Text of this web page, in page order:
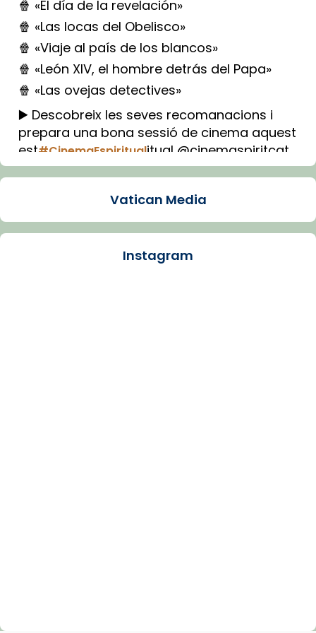
🍿 «El día de la revelación»
🍿 «Las locas del Obelisco»
🍿 «Viaje al país de los blancos»
🍿 «León XIV, el hombre detrás del Papa»
🍿 «Las ovejas detectives»
▶️ Descobreix les seves recomanacions i
prepara una bona sessió de cinema aquest
est#CinemaEspiritualitual @cinemaspiritcat
Imatge: Generada amb IA (OpenAI)
Arquebisbat de Barcelona
Vatican Media
Instagram